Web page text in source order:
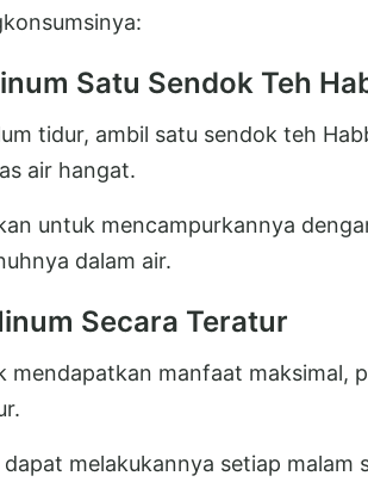
Satu Sendok Teh
tidur, ambil satu sendok teh
air hangat.
untuk mencampurkannya
dalam air.
Secara Teratur
mendapatkan manfaat maksimal,
dapat melakukannya setiap malam